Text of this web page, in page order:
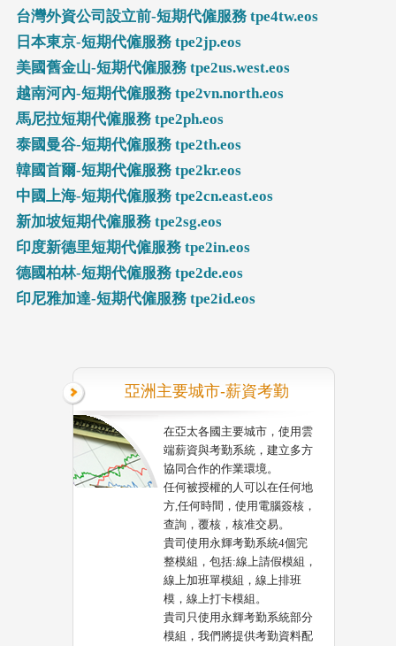
台灣外資公司設立前-短期代僱服務 tpe4tw.eos
日本東京-短期代僱服務 tpe2jp.eos
美國舊金山-短期代僱服務 tpe2us.west.eos
越南河內-短期代僱服務 tpe2vn.north.eos
馬尼拉短期代僱服務 tpe2ph.eos
泰國曼谷-短期代僱服務 tpe2th.eos
韓國首爾-短期代僱服務 tpe2kr.eos
中國上海-短期代僱服務 tpe2cn.east.eos
新加坡短期代僱服務 tpe2sg.eos
印度新德里短期代僱服務 tpe2in.eos
德國柏林-短期代僱服務 tpe2de.eos
印尼雅加達-短期代僱服務 tpe2id.eos
亞洲主要城市-薪資考勤
在亞太各國主要城市，使用雲
端薪資與考勤系統，建立多方
協同合作的作業環境。
任何被授權的人可以在任何地
方,任何時間，使用電腦簽核，
查詢，覆核，核准交易。
貴司使用永輝考勤系統4個完
整模組，包括:線上請假模組，
線上加班單模組，線上排班
模，線上打卡模組。
貴司只使用永輝考勤系統部分
模組，我們將提供考勤資料配